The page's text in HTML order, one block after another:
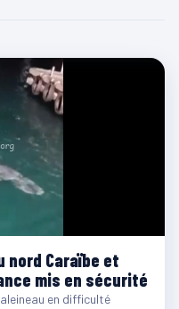
nord Caraïbe et
mis en sécurité
en difficulté